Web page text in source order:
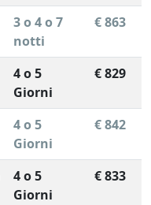
3 o 4 o 7
notti
€ 863
4 o 5
Giorni
€ 829
4 o 5
Giorni
€ 842
4 o 5
Giorni
€ 833